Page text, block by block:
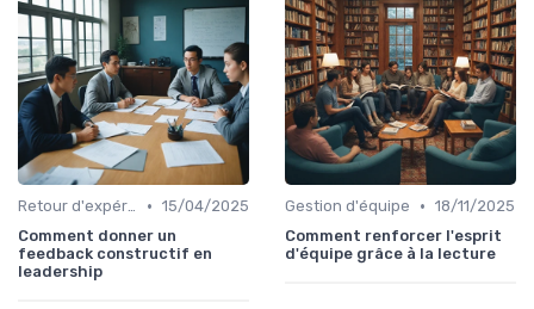
Retour d'expérience et feedback • 15/04/2025
Comment donner un
feedback constructif en
leadership
Gestion d'équipe • 18/11/2025
Comment renforcer l'esprit
d'équipe grâce à la lecture